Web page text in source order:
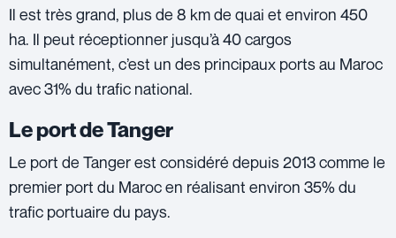
Il est très grand, plus de 8 km de quai et environ 450
ha. Il peut réceptionner jusqu’à 40 cargos
simultanément, c’est un des principaux ports au Maroc
avec 31% du trafic national.
Le port de Tanger
Le port de Tanger est considéré depuis 2013 comme le
premier port du Maroc en réalisant environ 35% du
trafic portuaire du pays.